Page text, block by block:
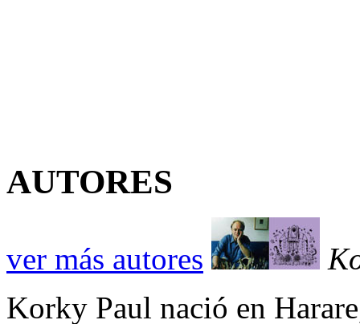
AUTORES
ver más autores
Korky Paul nació en